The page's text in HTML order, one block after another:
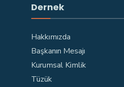
Dernek
Hakkımızda
Başkanın Mesajı
Kurumsal Kimlik
Tüzük